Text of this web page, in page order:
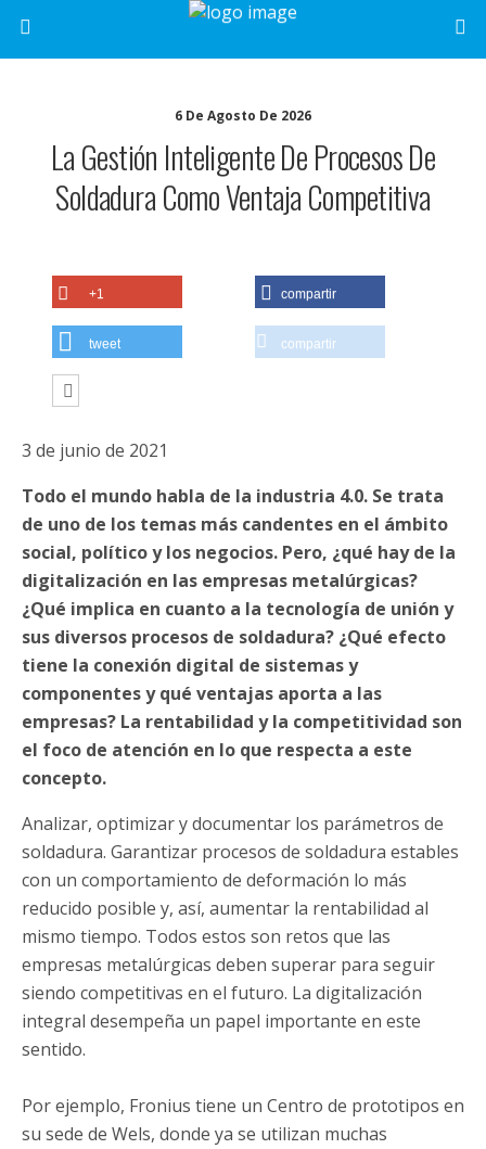
6 De Agosto De 2026
La Gestión Inteligente De Procesos De
Soldadura Como Ventaja Competitiva
+1 compartir
tweet compartir
3 de junio de 2021
Todo el mundo habla de la industria 4.0. Se trata
de uno de los temas más candentes en el ámbito
social, político y los negocios. Pero, ¿qué hay de la
digitalización en las empresas metalúrgicas?
¿Qué implica en cuanto a la tecnología de unión y
sus diversos procesos de soldadura? ¿Qué efecto
tiene la conexión digital de sistemas y
componentes y qué ventajas aporta a las
empresas? La rentabilidad y la competitividad son
el foco de atención en lo que respecta a este
concepto.
Analizar, optimizar y documentar los parámetros de
soldadura. Garantizar procesos de soldadura estables
con un comportamiento de deformación lo más
reducido posible y, así, aumentar la rentabilidad al
mismo tiempo. Todos estos son retos que las
empresas metalúrgicas deben superar para seguir
siendo competitivas en el futuro. La digitalización
integral desempeña un papel importante en este
sentido.
Por ejemplo, Fronius tiene un Centro de prototipos en
su sede de Wels, donde ya se utilizan muchas